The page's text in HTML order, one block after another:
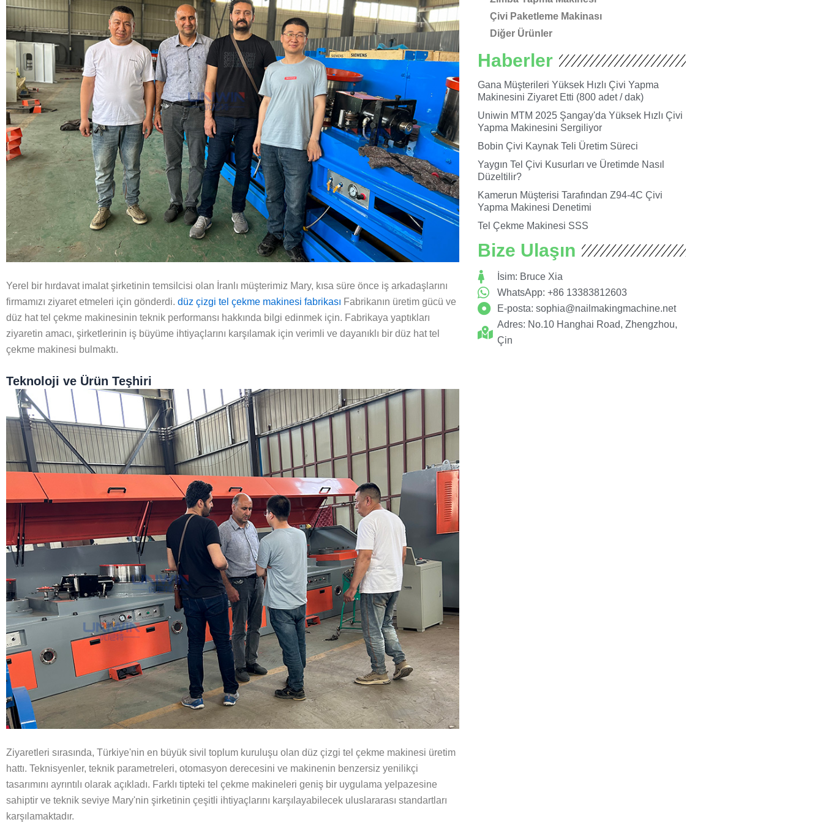
Yerel bir hırdavat imalat şirketinin temsilcisi olan İranlı müşterimiz Mary, kısa süre önce iş arkadaşlarını
firmamızı ziyaret etmeleri için gönderdi. düz çizgi tel çekme makinesi fabrikası Fabrikanın üretim gücü ve
düz hat tel çekme makinesinin teknik performansı hakkında bilgi edinmek için. Fabrikaya yaptıkları
ziyaretin amacı, şirketlerinin iş büyüme ihtiyaçlarını karşılamak için verimli ve dayanıklı bir düz hat tel
çekme makinesi bulmaktı.
Teknoloji ve Ürün Teşhiri
Ziyaretleri sırasında, Türkiye'nin en büyük sivil toplum kuruluşu olan düz çizgi tel çekme makinesi üretim
hattı. Teknisyenler, teknik parametreleri, otomasyon derecesini ve makinenin benzersiz yenilikçi
tasarımını ayrıntılı olarak açıkladı. Farklı tipteki tel çekme makineleri geniş bir uygulama yelpazesine
sahiptir ve teknik seviye Mary'nin şirketinin çeşitli ihtiyaçlarını karşılayabilecek uluslararası standartları
karşılamaktadır.
Çivi Paketleme Makinası
Diğer Ürünler
Haberler
Gana Müşterileri Yüksek Hızlı Çivi Yapma
Makinesini Ziyaret Etti (800 adet / dak)
Uniwin MTM 2025 Şangay'da Yüksek Hızlı Çivi
Yapma Makinesini Sergiliyor
Bobin Çivi Kaynak Teli Üretim Süreci
Yaygın Tel Çivi Kusurları ve Üretimde Nasıl
Düzeltilir?
Kamerun Müşterisi Tarafından Z94-4C Çivi
Yapma Makinesi Denetimi
Tel Çekme Makinesi SSS
Bize Ulaşın
İsim: Bruce Xia
WhatsApp: +86 13383812603
E-posta:sophia@nailmakingmachine.net
Adres: No.10 Hanghai Road, Zhengzhou,
Çin